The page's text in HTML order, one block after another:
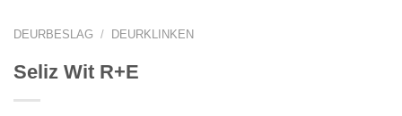
DEURBESLAG / DEURKLINKEN
Seliz Wit R+E